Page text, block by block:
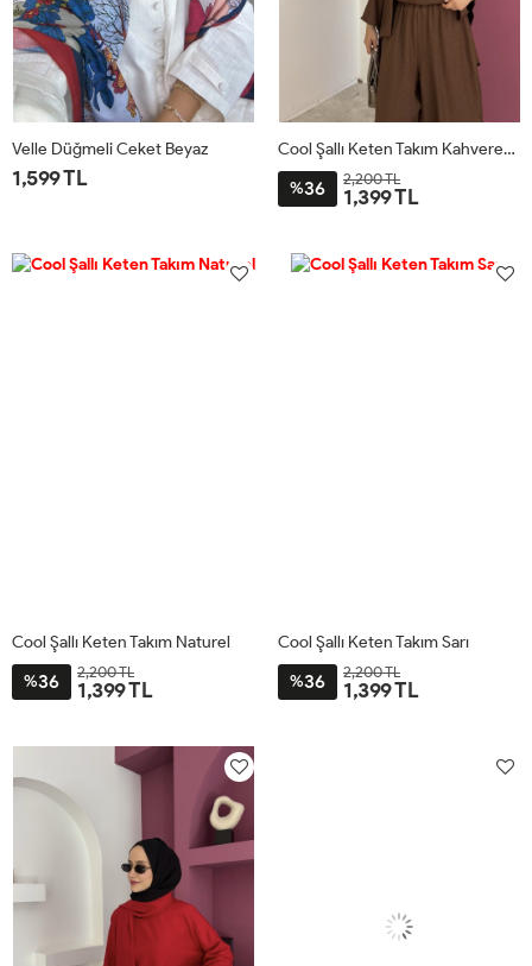
Velle Düğmeli Ceket Beyaz
1,599 TL
Cool Şallı Keten Takım Kahverengi
%36 2,200 TL
1,399 TL
Cool Şallı Keten Takım Naturel
%36 2,200 TL
1,399 TL
Cool Şallı Keten Takım Sarı
%36 2,200 TL
1,399 TL